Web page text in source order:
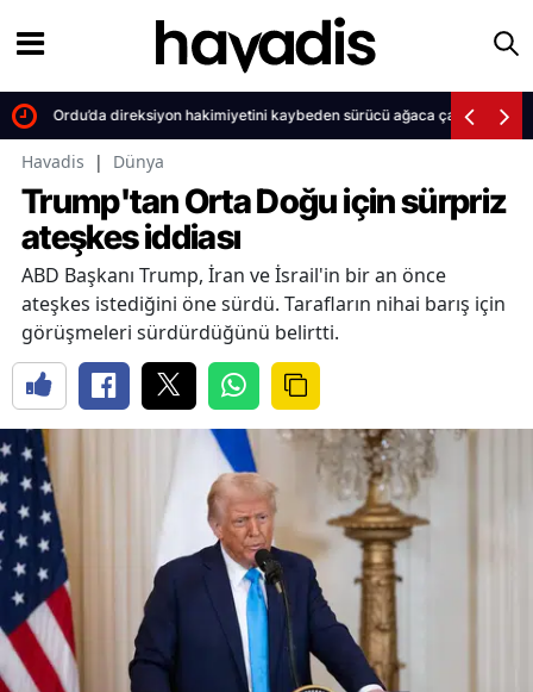
Ordu’da direksiyon hakimiyetini kaybeden sürücü ağaca çarparak can
Havadis | Dünya
Trump'tan Orta Doğu için sürpriz
ateşkes iddiası
ABD Başkanı Trump, İran ve İsrail'in bir an önce
ateşkes istediğini öne sürdü. Tarafların nihai barış için
görüşmeleri sürdürdüğünü belirtti.